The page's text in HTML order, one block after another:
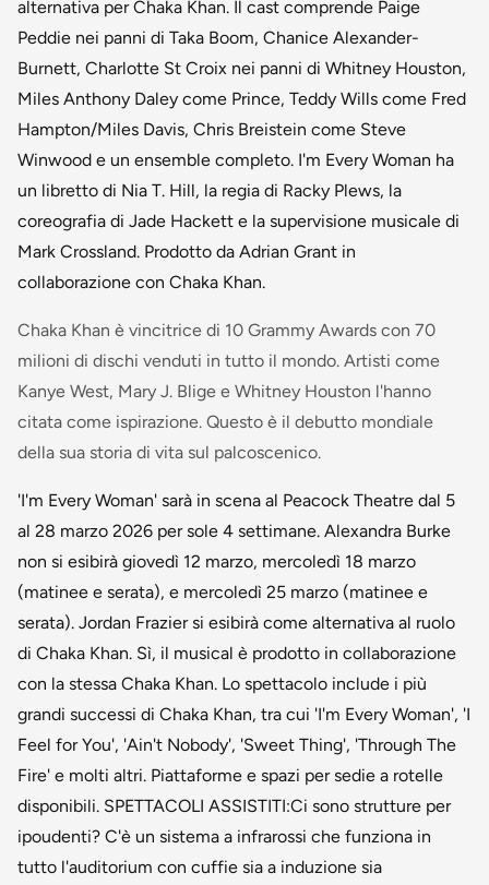
alternativa per Chaka Khan. Il cast comprende Paige
Peddie nei panni di Taka Boom, Chanice Alexander-
Burnett, Charlotte St Croix nei panni di Whitney Houston,
Miles Anthony Daley come Prince, Teddy Wills come Fred
Hampton/Miles Davis, Chris Breistein come Steve
Winwood e un ensemble completo. I'm Every Woman ha
un libretto di Nia T. Hill, la regia di Racky Plews, la
coreografia di Jade Hackett e la supervisione musicale di
Mark Crossland. Prodotto da Adrian Grant in
collaborazione con Chaka Khan.
Chaka Khan è vincitrice di 10 Grammy Awards con 70
milioni di dischi venduti in tutto il mondo. Artisti come
Kanye West, Mary J. Blige e Whitney Houston l'hanno
citata come ispirazione. Questo è il debutto mondiale
della sua storia di vita sul palcoscenico.
'I'm Every Woman' sarà in scena al Peacock Theatre dal 5
al 28 marzo 2026 per sole 4 settimane. Alexandra Burke
non si esibirà giovedì 12 marzo, mercoledì 18 marzo
(matinee e serata), e mercoledì 25 marzo (matinee e
serata). Jordan Frazier si esibirà come alternativa al ruolo
di Chaka Khan. Sì, il musical è prodotto in collaborazione
con la stessa Chaka Khan. Lo spettacolo include i più
grandi successi di Chaka Khan, tra cui 'I'm Every Woman', 'I
Feel for You', 'Ain't Nobody', 'Sweet Thing', 'Through The
Fire' e molti altri. Piattaforme e spazi per sedie a rotelle
disponibili. SPETTACOLI ASSISTITI:Ci sono strutture per
ipoudenti? C'è un sistema a infrarossi che funziona in
tutto l'auditorium con cuffie sia a induzione sia